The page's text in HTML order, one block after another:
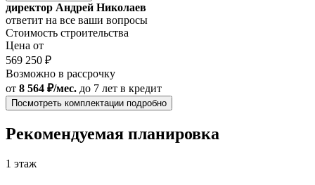
директор Андрей Николаев
ответит на все ваши вопросы
Стоимость строительства
Цена от
569 250 ₽
Возможно в рассрочку
от 8 564 ₽/мес. до 7 лет в кредит
Посмотреть комплектации подробно
Рекомендуемая планировка
1 этаж